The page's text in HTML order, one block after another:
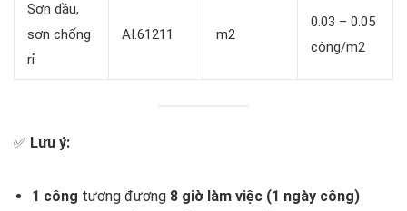
Sơn dầu,
sơn chống
rỉ
AI.61211 m2
0.03 – 0.05
công/m2
✅ Lưu ý:
1 công tương đương 8 giờ làm việc (1 ngày công)